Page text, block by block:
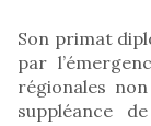
Son primat
par
régionales
suppléance